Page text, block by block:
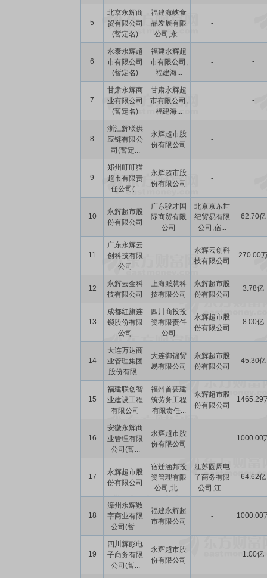
5
北京永辉商
贸有限公司
(暂定名)
福建海峡食
品发展有限
公司,永...
- -
6
永泰永辉超
市有限公司
(暂定名)
福建永辉超
市有限公司,
福建海...
- -
7
甘肃永辉商
业有限公司
(暂定名)
甘肃永辉超
市有限公司,
福建海...
- -
8
浙江辉联供
应链有限公
司(暂定...
永辉超市股
份有限公司
- -
9
郑州叮叮猫
超市有限责
任公司(...
永辉超市股
份有限公司
- -
10
永辉超市股
份有限公司
广东骏才国
际商贸有限
公司
北京京东世
纪贸易有限
公司,宿...
62.70亿
11
广东永辉云
创科技有限
公司
-
永辉云创科
技有限公司
270.00
12
永辉云金科
技有限公司
上海派慧科
技有限公司
永辉超市股
份有限公司
3.78亿
13
成都红旗连
锁股份有限
公司
四川商投投
资有限责任
公司
永辉超市股
份有限公司
8.00亿
14
大连万达商
业管理集团
股份有限...
大连御锦贸
易有限公司
永辉超市股
份有限公司
45.30亿
15
福建联创智
业建设工程
有限公司
福州首要建
筑劳务工程
有限责任...
永辉超市股
份有限公司
1465.29
16
安徽永辉商
业管理有限
公司(暂...
永辉超市股
份有限公司
- 1000.00
17
永辉超市股
份有限公司
宿迁涵邦投
资管理有限
公司,北...
江苏圆周电
子商务有限
公司,江...
64.62亿
18
漳州永辉数
字商业有限
公司(暂...
福建永辉超
市有限公司
- 1000.00
19
四川辉彭电
子商务有限
公司(暂...
永辉超市股
份有限公司
- 1.00亿